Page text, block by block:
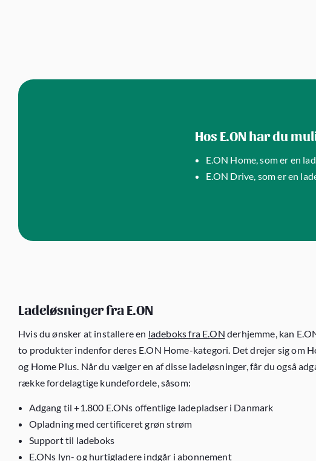
Hos E.ON har du
E.ON Home, som er en
E.ON Drive, som er en
Ladeløsninger fra E.ON
Hvis du ønsker at installere en ladeboks fra E.ON derhjemme, kan
to produkter indenfor deres E.ON Home-kategori. Det drejer sig om
og Home Plus. Når du vælger en af disse ladeløsninger, får du også
række fordelagtige kundefordele, såsom:
Adgang til +1.800 E.ONs offentlige ladepladser i Danmark
Opladning med certificeret grøn strøm
Support til ladeboks
E.ONs lyn- og hurtigladere indgår i abonnement